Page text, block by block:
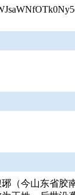
今山东省